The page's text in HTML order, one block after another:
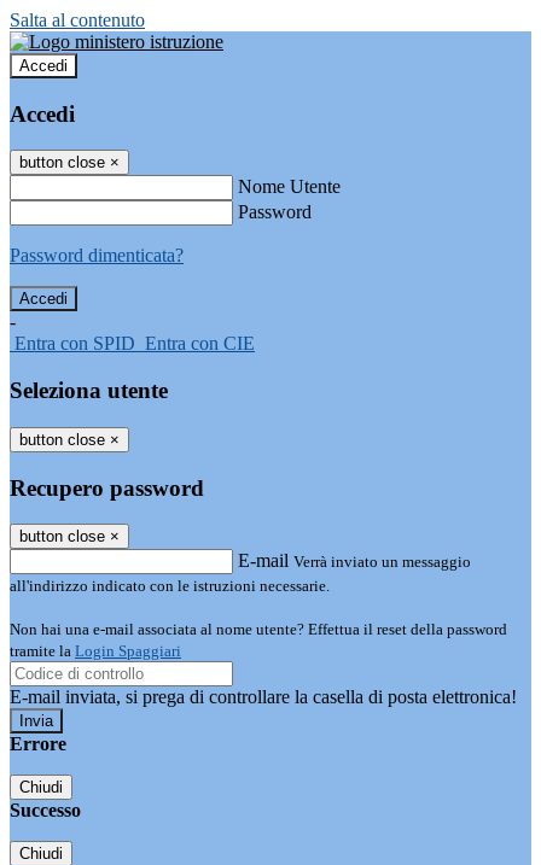
Salta al contenuto
Accedi
Accedi
button close ×
Nome Utente
Password
Password dimenticata?
-
Entra con SPID Entra con CIE
Seleziona utente
button close ×
Recupero password
button close ×
E-mail Verrà inviato un messaggio
all'indirizzo indicato con le istruzioni necessarie.
Non hai una e-mail associata al nome utente? Effettua il reset della password
tramite la Login Spaggiari
E-mail inviata, si prega di controllare la casella di posta elettronica!
Errore
Chiudi
Successo
Chiudi